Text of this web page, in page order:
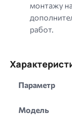
монтажу
работ.
Параметр
Модель